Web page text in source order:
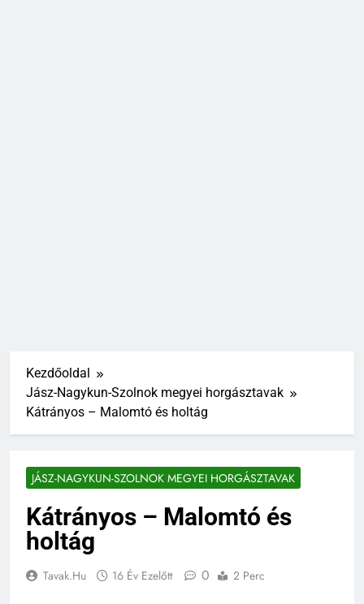
Kezdőoldal
Jász-Nagykun-Szolnok megyei horgásztavak
Kátrányos – Malomtó és holtág
JÁSZ-NAGYKUN-SZOLNOK MEGYEI HORGÁSZTAVAK
Kátrányos – Malomtó és
holtág
Tavak.hu 16 Év Ezelőtt 0 2 Perc